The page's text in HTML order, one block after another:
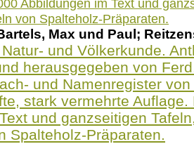
Max und Paul;
und Völkerkunde.
herausgegeben von
und Namenregister
stark vermehrte Auflage.
und ganzseitigen
Spalteholz-Präparaten.